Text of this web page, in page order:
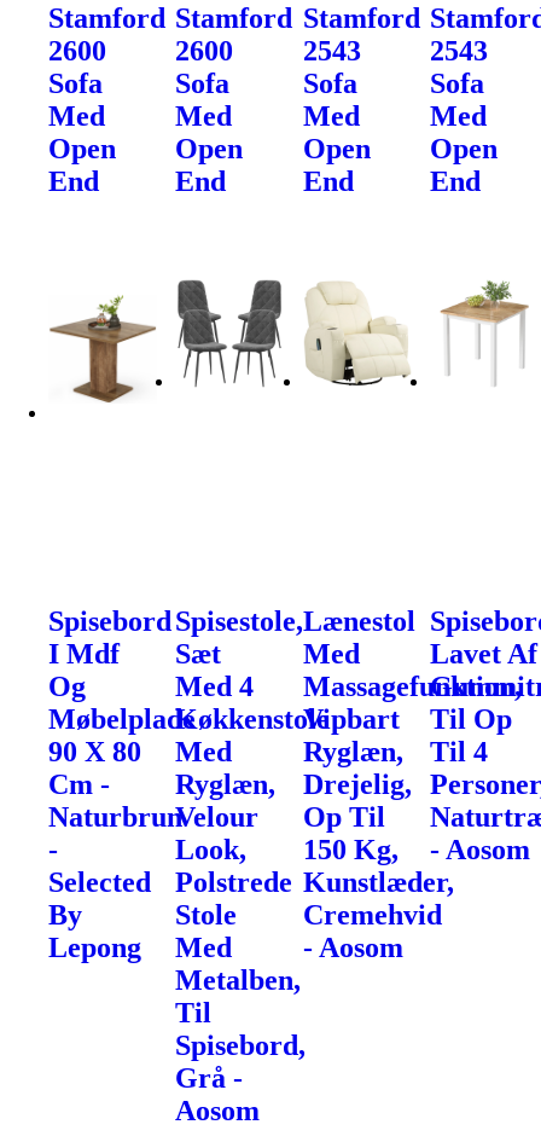
Stamford
2600
Sofa
Med
Open
End
Stamford
2600
Sofa
Med
Open
End
Stamford
2543
Sofa
Med
Open
End
2543
Sofa
Med
Open
End
Spisebord
I Mdf
Og
Møbelplade
90 X 80
Cm -
Naturbrun
-
Selected
By
Lepong
Spisestole,
Sæt
Med 4
Køkkenstole
Med
Ryglæn,
Velour
Look,
Polstrede
Stole
Med
Metalben,
Til
Spisebord,
Grå -
Aosom
Lænestol
Med
Massagefunktion,
Vipbart
Ryglæn,
Drejelig,
Op Til
150 Kg,
Kunstlæder,
Cremehvid
- Aosom
Lavet Af
Til Op
Til 4
- Aosom